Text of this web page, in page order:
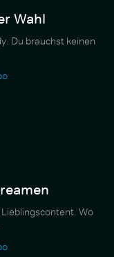
Wahl
Du brauchst keinen
Wo